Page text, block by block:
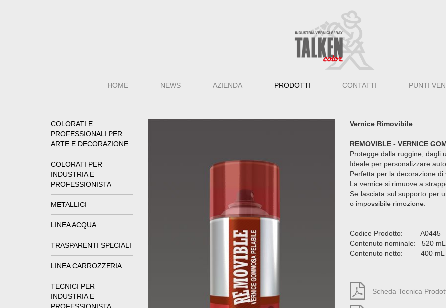
HOME NEWS AZIENDA PRODOTTI CONTATTI PUNTI
COLORATI E
PROFESSIONALI PER
ARTE E DECORAZIONE
COLORATI PER
INDUSTRIA E
PROFESSIONISTA
METALLICI
LINEA ACQUA
TRASPARENTI SPECIALI
LINEA CARROZZERIA
TECNICI PER
INDUSTRIA E
PROFESSIONISTA
Vernice Rimovibile
REMOVIBLE - VERNICE
Protegge dalla ruggine, dagli
Ideale per personalizzare
Perfetta per la decorazione di
La vernice si rimuove a
Se lasciata sul supporto per
o impossibile rimozione.
Codice Prodotto: A0445
Contenuto nominale: 520 mL
Contenuto netto: 400 mL
Scheda Tecnica